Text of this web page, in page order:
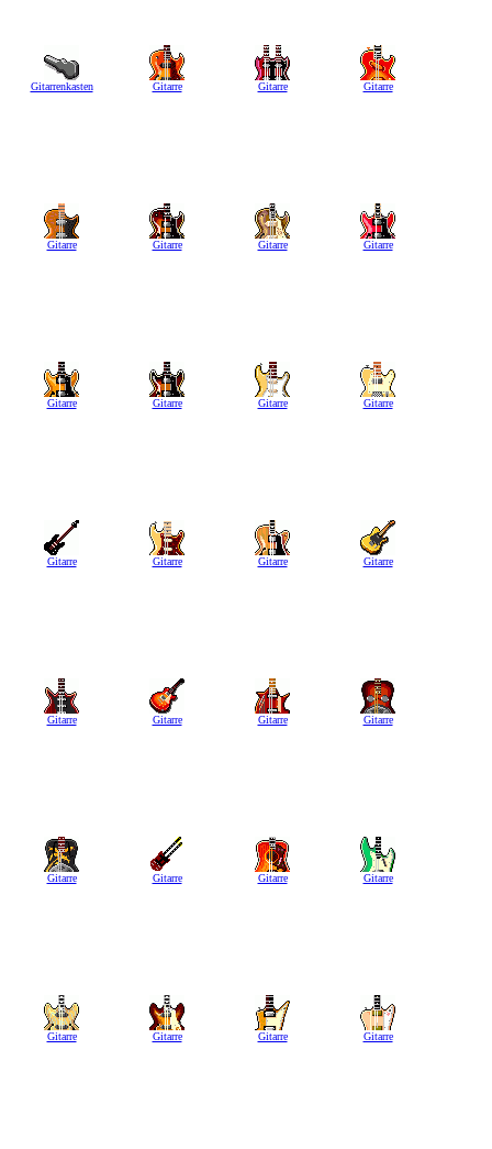
Gitarrenkasten Gitarre Gitarre Gitarre
Gitarre Gitarre Gitarre Gitarre
Gitarre Gitarre Gitarre Gitarre
Gitarre Gitarre Gitarre Gitarre
Gitarre Gitarre Gitarre Gitarre
Gitarre Gitarre Gitarre Gitarre
Gitarre Gitarre Gitarre Gitarre